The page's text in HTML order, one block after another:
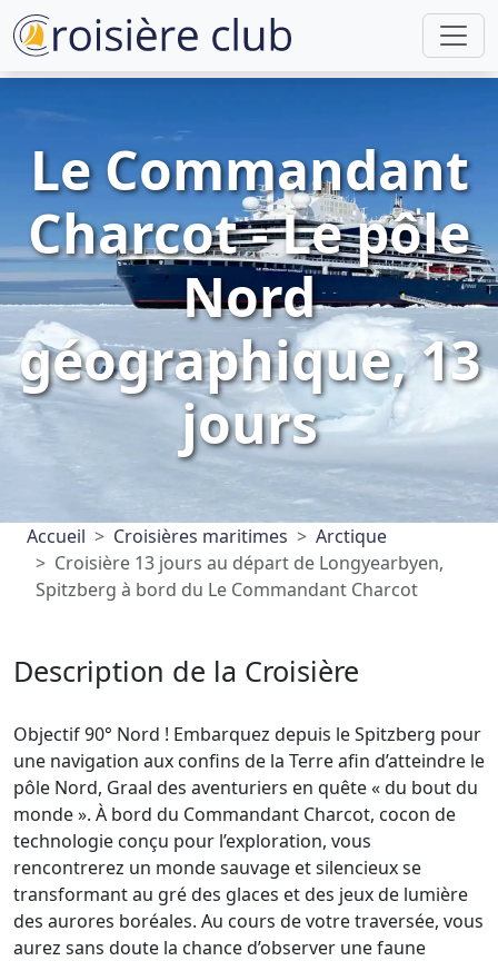
Le Commandant
Charcot - Le pôle
Nord
géographique, 13
jours
Accueil Croisières maritimes
Arctique
Croisière 13 jours au départ de Longyearbyen,
Spitzberg à bord du Le Commandant Charcot
Description de la Croisière
Objectif 90° Nord ! Embarquez depuis le Spitzberg pour
une navigation aux confins de la Terre afin d’atteindre le
pôle Nord, Graal des aventuriers en quête « du bout du
monde ». À bord du Commandant Charcot, cocon de
technologie conçu pour l’exploration, vous
rencontrerez un monde sauvage et silencieux se
transformant au gré des glaces et des jeux de lumière
des aurores boréales. Au cours de votre traversée, vous
aurez sans doute la chance d’observer une faune